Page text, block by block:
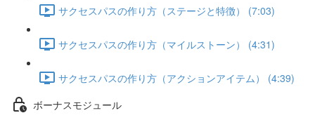
サクセスパスの作り方（ステージと特徴） (7:03)
サクセスパスの作り方（マイルストーン） (4:31)
サクセスパスの作り方（アクションアイテム） (4:39)
ボーナスモジュール